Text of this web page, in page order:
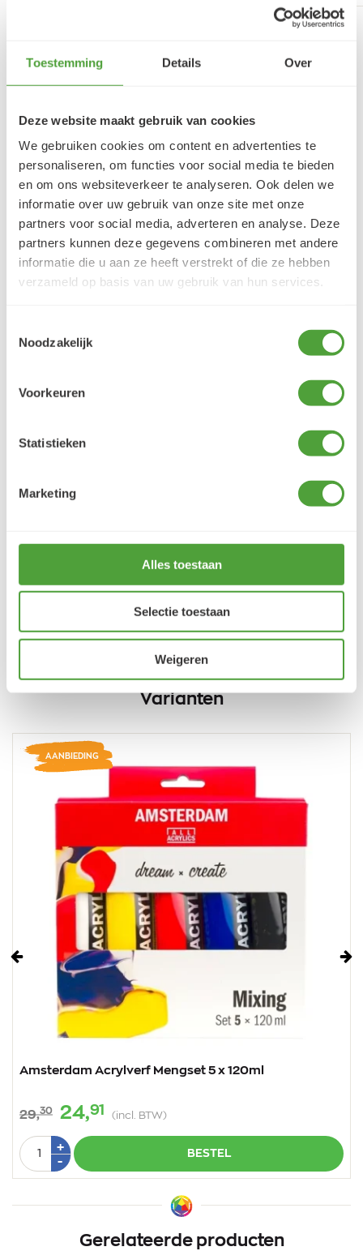
Toestemming Details Over
Deze website maakt gebruik van cookies
We gebruiken cookies om content en advertenties te
personaliseren, om functies voor social media te bieden
en om ons websiteverkeer te analyseren. Ook delen we
informatie over uw gebruik van onze site met onze
partners voor social media, adverteren en analyse. Deze
partners kunnen deze gegevens combineren met andere
informatie die u aan ze heeft verstrekt of die ze hebben
verzameld op basis van uw gebruik van hun services.
Noodzakelijk
Voorkeuren
Statistieken
Marketing
Alles toestaan
Selectie toestaan
Weigeren
VRAGEN?
E-mail:verfze@geurtjansen.nl
Bel:0341 493 575
Danielle ROCH
Je cherche un magasin pour mes peintureet
j'ai trouvé très contente du résultat
LEES MEER
Varianten
Vorige
Amsterdam Acrylverf Mengset 5 x 120ml
29,30 24,91 (incl. BTW)
AANBIEDING
Aantal
+Plus
-Min
1
BESTEL
Gerelateerde producten